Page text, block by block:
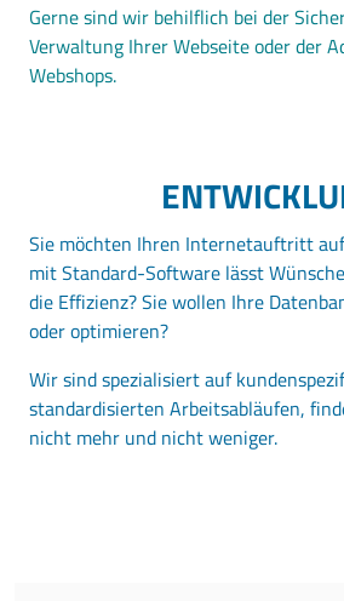
Gerne sind wir behilflich bei der
Verwaltung Ihrer Webseite oder der
Webshops.
Sie möchten Ihren Internetauftritt
mit Standard-Software lässt
die Effizienz? Sie wollen Ihre
oder optimieren?
Wir sind spezialisiert auf
standardisierten Arbeitsabläufen,
nicht mehr und nicht weniger.